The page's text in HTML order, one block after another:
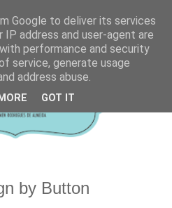
by Button
Google to deliver its services
IP address and user-agent are
performance and security
service, generate usage
address abuse.
GOT IT